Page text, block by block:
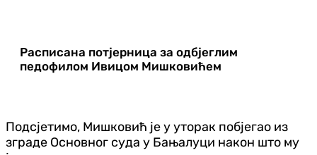
Расписана потјерница за одбјеглим
педофилом Ивицом Мишковићем
Подсјетимо, Мишковић је у уторак побјегао из
зграде Основног суда у Бањалуци након што му